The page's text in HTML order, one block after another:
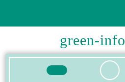
содержимому
green-
Кнопка